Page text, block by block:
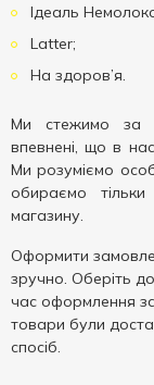
Ідеаль
Latter;
На здоров’я.
Ми стежимо за
впевнені, що в
Ми розуміємо
обираємо
магазину.
Оформити
зручно. Оберіть
час оформлення
товари були
спосіб.